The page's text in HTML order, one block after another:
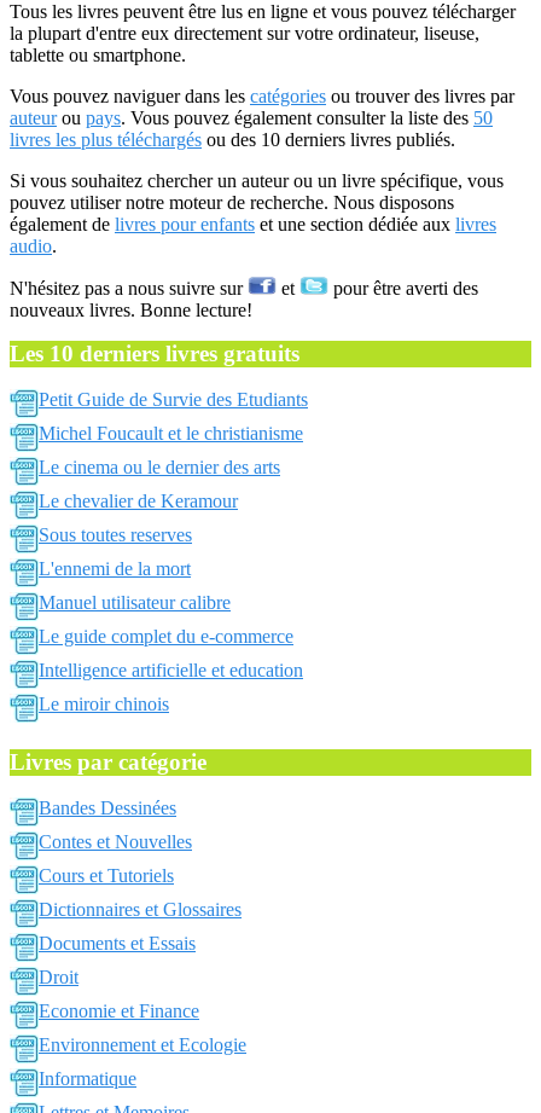
Tous les livres peuvent être lus en ligne et vous pouvez télécharger
la plupart d'entre eux directement sur votre ordinateur, liseuse,
tablette ou smartphone.
Vous pouvez naviguer dans les catégories ou trouver des livres par
auteurou pays. Vous pouvez également consulter la liste des 50
livres les plus téléchargés ou des 10 derniers livres publiés.
Si vous souhaitez chercher un auteur ou un livre spécifique, vous
pouvez utiliser notre moteur de recherche. Nous disposons
également de livres pour enfants et une section dédiée aux livres
audio.
N'hésitez pas a nous suivre sur et
pour être averti des
nouveaux livres. Bonne lecture!
Les 10 derniers livres gratuits
Petit Guide de Survie des Etudiants
Michel Foucault et le christianisme
Le cinema ou le dernier des arts
Le chevalier de Keramour
Sous toutes reserves
L'ennemi de la mort
Manuel utilisateur calibre
Le guide complet du e-commerce
Intelligence artificielle et education
Le miroir chinois
Livres par catégorie
Bandes Dessinées
Contes et Nouvelles
Cours et Tutoriels
Dictionnaires et Glossaires
Documents et Essais
Droit
Economie et Finance
Environnement et Ecologie
Informatique